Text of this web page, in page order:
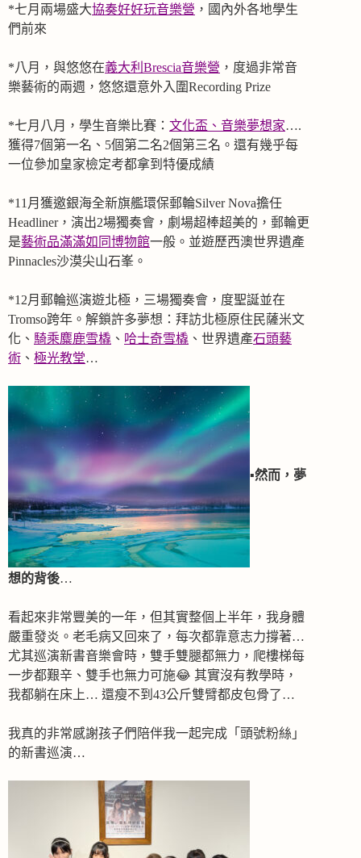
*七月兩場盛大協奏好好玩音樂營 ，國內外各地學生
們前來
*八月，與悠悠在義大利Brescia音樂營 ，度過非常音
樂藝術的兩週，悠悠還意外入圍Recording Prize
*七月八月，學生音樂比賽： 文化盃、音樂夢想家….
獲得7個第一名、5個第二名2個第三名。還有幾乎每
一位參加皇家檢定考都拿到特優成績
*11月獲邀銀海全新旗艦環保郵輪Silver Nova擔任
Headliner，演出2場獨奏會，劇場超棒超美的，郵輪更
是藝術品滿滿如同博物館一般。並遊歷西澳世界遺產
Pinnacles沙漠尖山石峯。
*12月郵輪巡演遊北極，三場獨奏會，度聖誕並在
Tromso跨年。解鎖許多夢想：拜訪北極原住民薩米文
化、 騎乘麋鹿雪橇 、 哈士奇雪橇 、世界遺產石頭藝
術 、 極光教堂…
▪️然而，夢
想的背後…
看起來非常豐美的一年，但其實整個上半年，我身體
嚴重發炎。老毛病又回來了，每次都靠意志力撐著…
尤其巡演新書音樂會時，雙手雙腿都無力，爬樓梯每
一步都艱辛、雙手也無力可施😂 其實沒有教學時，
我都躺在床上… 還瘦不到43公斤雙臂都皮包骨了…
我真的非常感謝孩子們陪伴我一起完成「頭號粉絲」
的新書巡演…